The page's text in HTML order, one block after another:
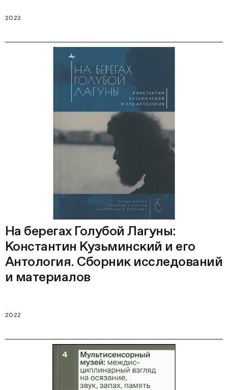
2023
На берегах Голубой Лагуны:
Константин Кузьминский и его
Антология. Сборник исследований
и материалов
2022